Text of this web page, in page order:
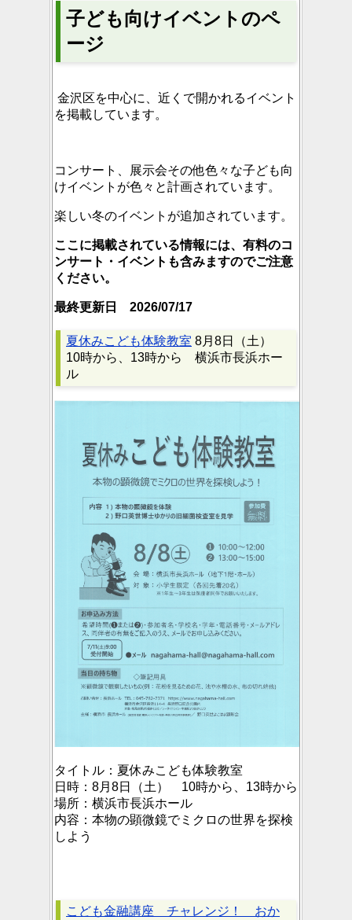
子ども向けイベントのペ
ージ
金沢区を中心に、近くで開かれるイベント
を掲載しています。
コンサート、展示会その他色々な子ども向
けイベントが色々と計画されています。
楽しい冬のイベントが追加されています。
ここに掲載されている情報には、有料のコ
ンサート・イベントも含みますのでご注意
ください。
最終更新日 2026/07/17
夏休みこども体験教室 8月8日（土）
10時から、13時から 横浜市長浜ホー
ル
タイトル： 夏休みこども体験教室
日時： 8月8日（土） 10時から、13時から
場所： 横浜市長浜ホール
内容： 本物の顕微鏡でミクロの世界を探検
しよう
こども金融講座 チャレンジ！ おか